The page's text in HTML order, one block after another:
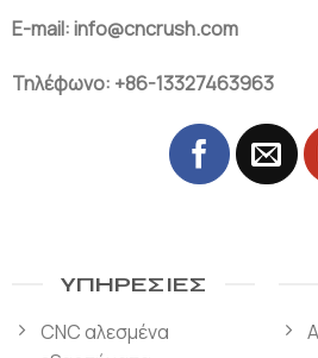
E-mail: info@cncrush.com
Τηλέφωνο: +86-13327463963
ΥΠΗΡΕΣΊΕΣ
CNC αλεσμένα